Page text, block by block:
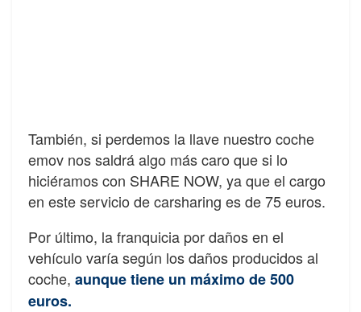
También, si perdemos la llave nuestro coche
emov nos saldrá algo más caro que si lo
hiciéramos con SHARE NOW, ya que el cargo
en este servicio de carsharing es de 75 euros.
Por último, la franquicia por daños en el
vehículo varía según los daños producidos al
coche, aunque tiene un máximo de 500
euros.